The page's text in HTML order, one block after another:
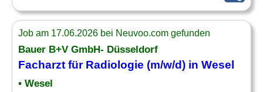
Job am 17.06.2026 bei Neuvoo.com gefunden
Bauer B+V GmbH- Düsseldorf
Facharzt für Radiologie (m/w/d) in Wesel
• Wesel